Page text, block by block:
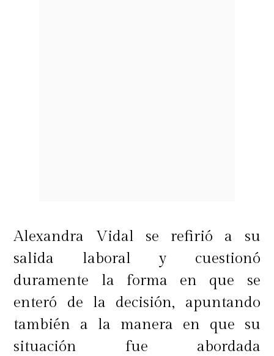
Alexandra Vidal se refirió a su
salida laboral y cuestionó
duramente la forma en que se
enteró de la decisión, apuntando
también a la manera en que su
situación fue abordada